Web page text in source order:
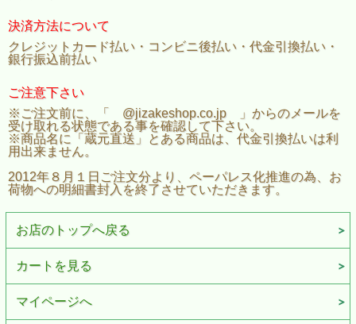
決済方法について
クレジットカード払い・コンビニ後払い・代金引換払い・
銀行振込前払い
ご注意下さい
※ご注文前に、「 @jizakeshop.co.jp 」からのメールを
受け取れる状態である事を確認して下さい。
※商品名に「蔵元直送」とある商品は、代金引換払いは利
用出来ません。
2012年８月１日ご注文分より、ペーパレス化推進の為、お
荷物への明細書封入を終了させていただきます。
お店のトップへ戻る
カートを見る
マイページへ